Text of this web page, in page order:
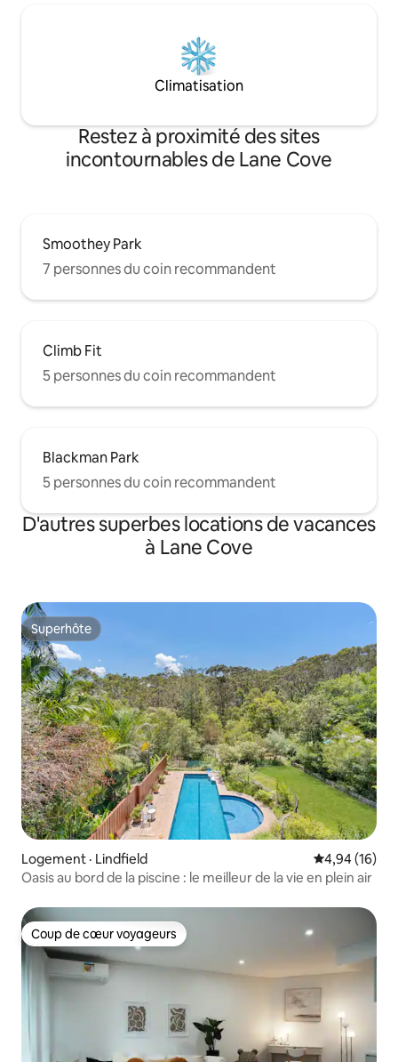
Climatisation
Restez à proximité des sites
incontournables de Lane Cove
Smoothey Park
7 personnes du coin recommandent
Climb Fit
5 personnes du coin recommandent
Blackman Park
5 personnes du coin recommandent
D'autres superbes locations de vacances
à Lane Cove
Superhôte
Superhôte
Logement · Lindfield Note
4,94 (16)
Oasis au bord de la piscine : le meilleur de la vie en plein air
Coup de cœur voyageurs
Coup de cœur voyageurs